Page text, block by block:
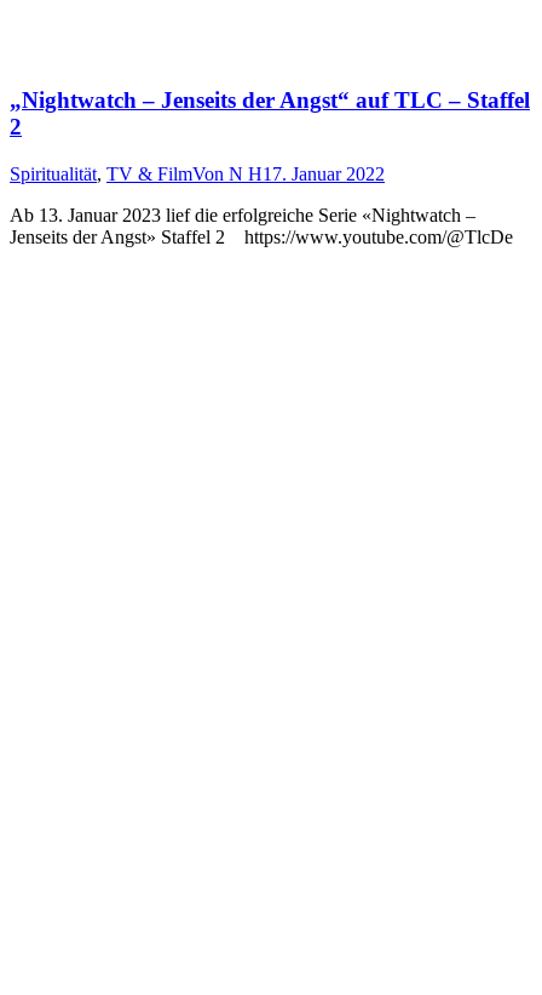
„Nightwatch – Jenseits der Angst“ auf TLC – Staffel
2
Spiritualität, TV & FilmVon N H17. Januar 2022
Ab 13. Januar 2023 lief die erfolgreiche Serie «Nightwatch –
Jenseits der Angst» Staffel 2 https://www.youtube.com/@TlcDe